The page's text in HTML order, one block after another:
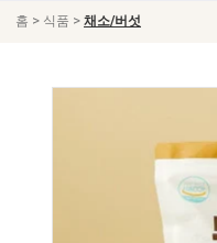
홈 > 식품 > 채소/버섯